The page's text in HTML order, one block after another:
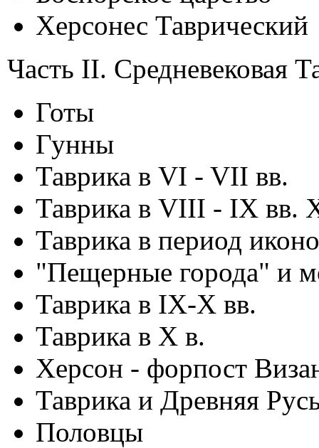
Херсонес Таврический
Часть II. Средневековая
Готы
Гунны
Таврика в VI - VII вв.
Таврика в VIII - IX вв.
Таврика в период
"Пещерные города" и
Таврика в IX-X вв.
Таврика в Х в.
Херсон - форпост
Таврика и Древняя
Половцы